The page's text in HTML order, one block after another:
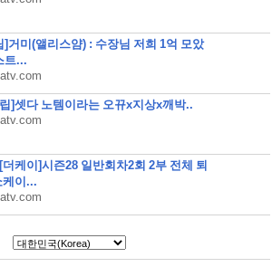
]거미(앨리스얌) : 수장님 저희 1억 모았
트...
]셋다 노템이라는 오뀨x지상x깨박..
케이]시즌28 일반회차2회 2부 전체 퇴
케이...